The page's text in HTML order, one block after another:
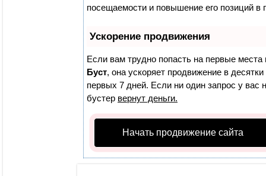
посещаемости и повышение его позиций в
Ускорение продвижения
Если вам трудно попасть на первые места
Буст, она ускоряет продвижение в
первых 7 дней. Если ни один запрос у вас
бустер вернут деньги.
Начать продвижение сайта